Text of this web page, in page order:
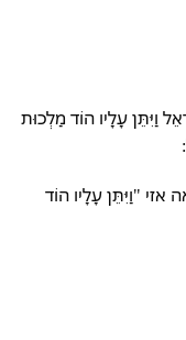
וַיִּתֵּן עָלָיו הוֹד מַלְכוּת
"וַיִּתֵּן עָלָיו הוֹד